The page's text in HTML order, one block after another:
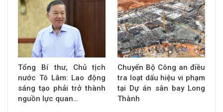
Tổng Bí thư, Chủ tịch
nước Tô Lâm: Lao động
sáng tạo phải trở thành
nguồn lực quan…
Chuyển Bộ Công an điều
tra loạt dấu hiệu vi phạm
tại Dự án sân bay Long
Thành